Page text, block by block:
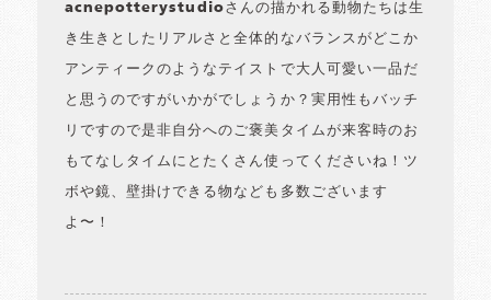
acnepotterystudioさんの描かれる動物たちは生
き生きとしたリアルさと全体的なバランスがどこか
アンティークのようなテイストで大人可愛い一品だ
と思うのですがいかがでしょうか？実用性もバッチ
リですので是非自分へのご褒美タイムが来客時のお
もてなしタイムにとたくさん使ってくださいね！ツ
ボや鏡、壁掛けできる物なども多数ございます
よ〜！